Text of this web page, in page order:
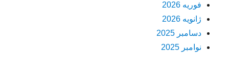
فوریه 2026
ژانویه 2026
دسامبر 2025
نوامبر 2025